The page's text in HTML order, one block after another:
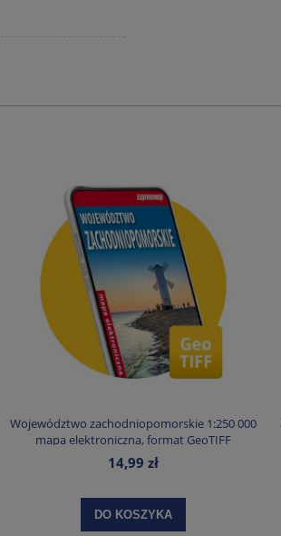
Województwo zachodniopomorskie 1:250 000
mapa elektroniczna, format GeoTIFF
14,99 zł
DO KOSZYKA